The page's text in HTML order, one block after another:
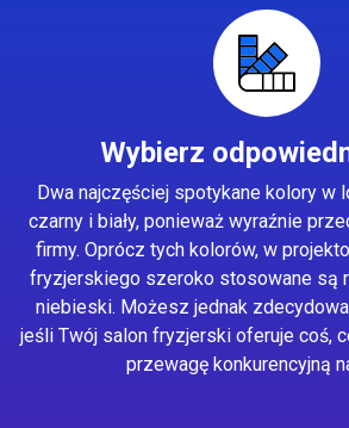
Wybierz
Dwa najczęściej spotykane kolory w
czarny i biały, ponieważ wyraźnie
firmy. Oprócz tych kolorów, w
fryzjerskiego szeroko stosowane są
niebieski. Możesz jednak
jeśli Twój salon fryzjerski oferuje coś,
przewagę konkurencyjną